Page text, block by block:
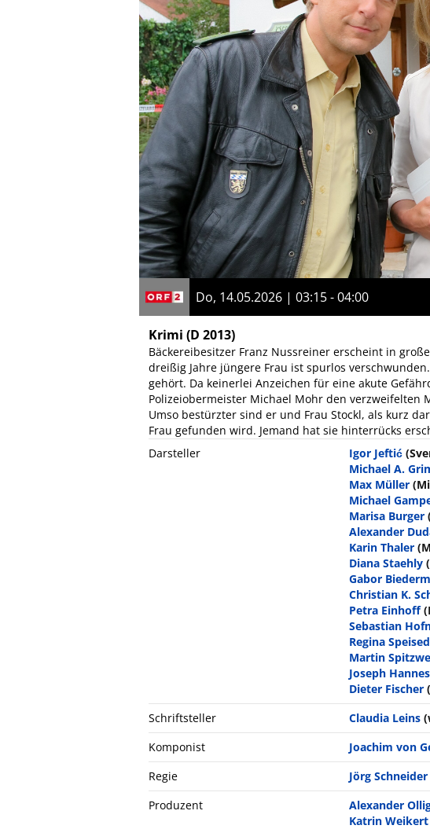
Do, 14.05.2026 | 03:15 - 04:00
Krimi (D 2013)
Bäckereibesitzer Franz Nussreiner erscheint in
dreißig Jahre jüngere Frau ist spurlos
gehört. Da keinerlei Anzeichen für eine akute
Polizeiobermeister Michael Mohr den verzweifelten
Umso bestürzter sind er und Frau Stockl, als kurz
Frau gefunden wird. Jemand hat sie hinterrücks
Darsteller
Igor Jeftić
Michael A.
Max Müller
Michael
Marisa Burger
Alexander
Karin Thaler
Diana Staehly
Gabor
Christian K.
Petra Einhoff
Sebastian
Regina
Martin
Joseph
Dieter Fischer
Schriftsteller
Claudia Leins
Komponist
Joachim von
Regie
Jörg Schneider
Produzent
Alexander
Katrin Weikert